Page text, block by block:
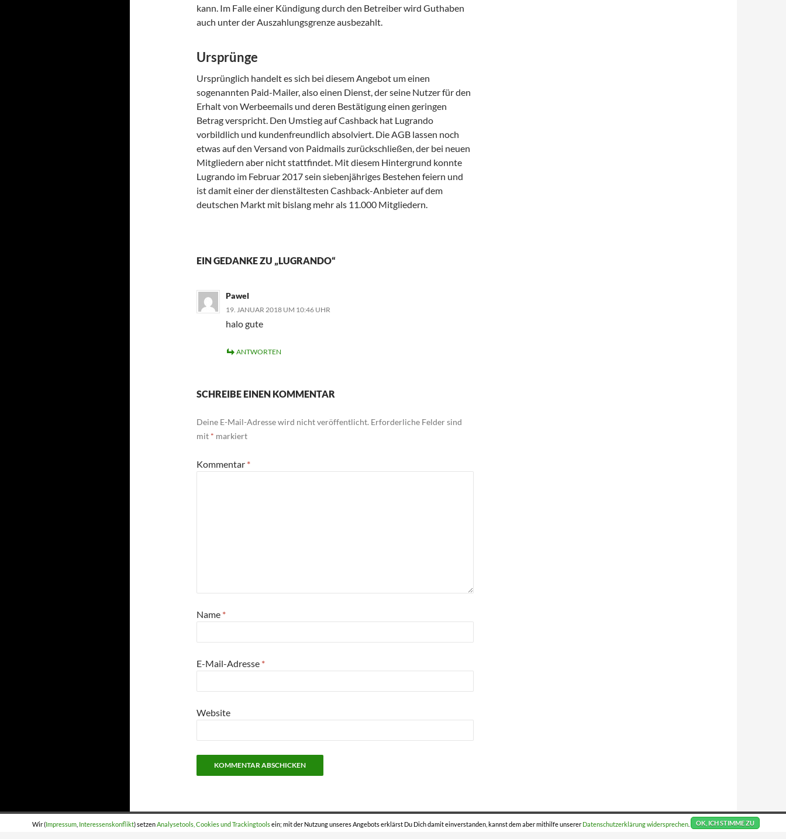
kann. Im Falle einer Kündigung durch den Betreiber wird Guthaben
auch unter der Auszahlungsgrenze ausbezahlt.
Ursprünge
Ursprünglich handelt es sich bei diesem Angebot um einen
sogenannten Paid-Mailer, also einen Dienst, der seine Nutzer für den
Erhalt von Werbeemails und deren Bestätigung einen geringen
Betrag verspricht. Den Umstieg auf Cashback hat Lugrando
vorbildlich und kundenfreundlich absolviert. Die AGB lassen noch
etwas auf den Versand von Paidmails zurückschließen, der bei neuen
Mitgliedern aber nicht stattfindet. Mit diesem Hintergrund konnte
Lugrando im Februar 2017 sein siebenjähriges Bestehen feiern und
ist damit einer der dienstältesten Cashback-Anbieter auf dem
deutschen Markt mit bislang mehr als 11.000 Mitgliedern.
EIN GEDANKE ZU „LUGRANDO“
Pawel
19. JANUAR 2018 UM 10:46 UHR
halo gute
ANTWORTEN
SCHREIBE EINEN KOMMENTAR
Deine E-Mail-Adresse wird nicht veröffentlicht. Erforderliche Felder sind
mit * markiert
Kommentar *
Name *
E-Mail-Adresse *
Website
Wir (Impressum Interessenskonflikt) setzenAnalysetools, Cookies und Trackingtoolsein; mit der Nutzung unseres Angebots erklärst Du Dich damit einverstanden, kannst dem aber mithilfe unserer Datenschutzerklärungwidersprechen